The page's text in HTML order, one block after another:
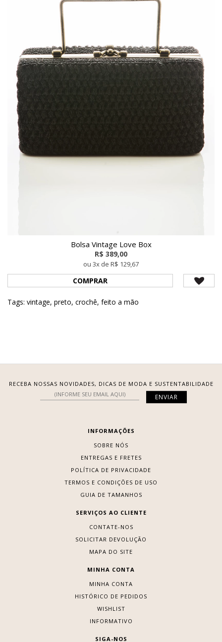
Bolsa Vintage Love Box
R$ 389,00
ou 3x de R$ 129,67
COMPRAR
Tags: vintage, preto, crochê, feito a mão
RECEBA NOSSAS NOVIDADES, DICAS DE MODA E SUSTENTABILIDADE
INFORMAÇÕES
SOBRE NÓS
ENTREGAS E FRETES
POLÍTICA DE PRIVACIDADE
TERMOS E CONDIÇÕES DE USO
GUIA DE TAMANHOS
SERVIÇOS AO CLIENTE
CONTATE-NOS
SOLICITAR DEVOLUÇÃO
MAPA DO SITE
MINHA CONTA
MINHA CONTA
HISTÓRICO DE PEDIDOS
WISHLIST
INFORMATIVO
SIGA-NOS